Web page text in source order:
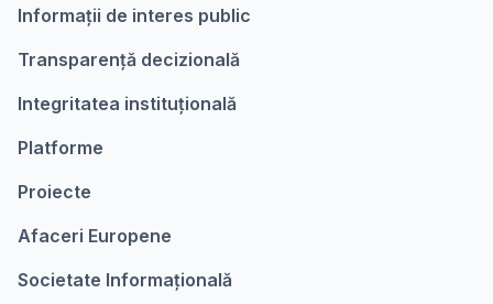
Informații de interes public
Transparență decizională
Integritatea instituțională
Platforme
Proiecte
Afaceri Europene
Societate Informațională